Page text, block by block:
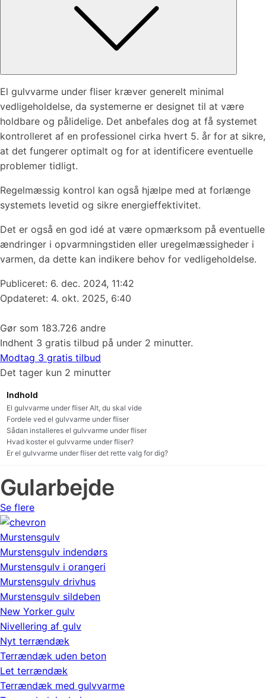
El gulvvarme under fliser kræver generelt minimal
vedligeholdelse, da systemerne er designet til at være
holdbare og pålidelige. Det anbefales dog at få systemet
kontrolleret af en professionel cirka hvert 5. år for at sikre,
at det fungerer optimalt og for at identificere eventuelle
problemer tidligt.
Regelmæssig kontrol kan også hjælpe med at forlænge
systemets levetid og sikre energieffektivitet.
Det er også en god idé at være opmærksom på eventuelle
ændringer i opvarmningstiden eller uregelmæssigheder i
varmen, da dette kan indikere behov for vedligeholdelse.
Publiceret: 6. dec. 2024, 11:42
Opdateret: 4. okt. 2025, 6:40
Gør som 183.726 andre
Indhent 3 gratis tilbud på under 2 minutter.
Modtag 3 gratis tilbud
Det tager kun 2 minutter
Indhold
El gulvvarme under fliser Alt, du skal vide
Fordele ved el gulvvarme under fliser
Sådan installeres el gulvvarme under fliser
Hvad koster el gulvvarme under fliser?
Er el gulvvarme under fliser det rette valg for dig?
Gularbejde
Se flere
Murstensgulv
Murstensgulv indendørs
Murstensgulv i orangeri
Murstensgulv drivhus
Murstensgulv sildeben
New Yorker gulv
Nivellering af gulv
Nyt terrændæk
Terrændæk uden beton
Let terrændæk
Terrændæk med gulvvarme